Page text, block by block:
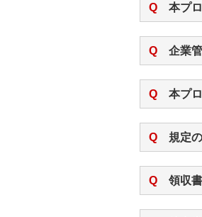
Q 本プ
Q 企業
Q 本プ
Q 規定
Q 領収